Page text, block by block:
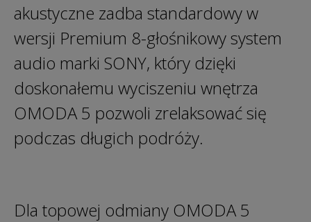
akustyczne zadba standardowy w
wersji Premium 8-głośnikowy system
audio marki SONY, który dzięki
doskonałemu wyciszeniu wnętrza
OMODA 5 pozwoli zrelaksować się
podczas długich podróży.
Dla topowej odmiany OMODA 5